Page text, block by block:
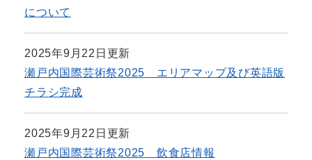
について
2025年9月22日更新
瀬戸内国際芸術祭2025 エリアマップ及び英語版
チラシ完成
2025年9月22日更新
瀬戸内国際芸術祭2025 飲食店情報